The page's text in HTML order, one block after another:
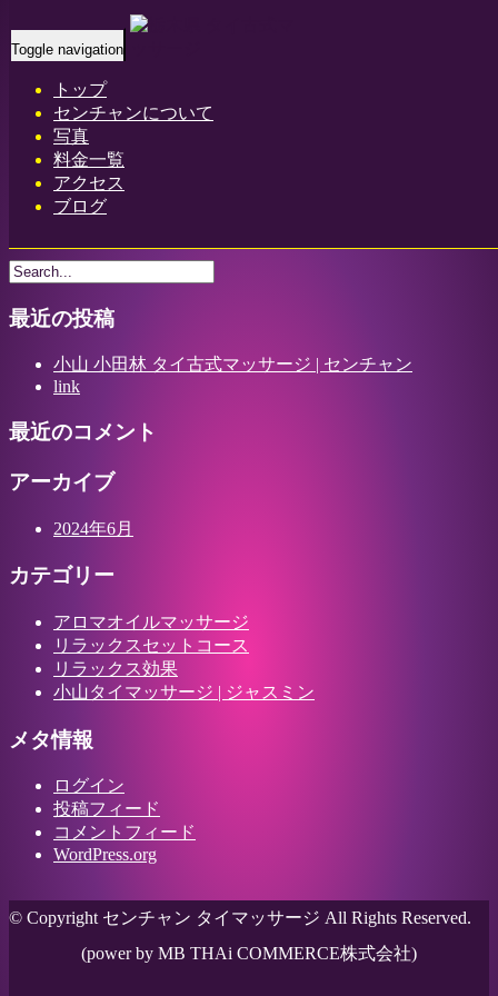
Toggle navigation
トップ
センチャンについて
写真
料金一覧
アクセス
ブログ
Home -ユーキ…
ユーキン(Yukin)小山 小田林 タイ古式マッサージ | センチャ
最近の投稿
小山 小田林 タイ古式マッサージ | センチャン
link
最近のコメント
アーカイブ
2024年6月
カテゴリー
アロマオイルマッサージ
リラックスセットコース
リラックス効果
小山タイマッサージ | ジャスミン
メタ情報
ログイン
投稿フィード
コメントフィード
WordPress.org
© Copyright センチャン タイマッサージ All Rights Reserved.
(power by MB THAi COMMERCE株式会社)